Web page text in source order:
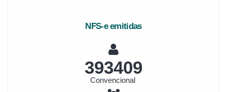
NFS-e emitidas
421510
Convencional